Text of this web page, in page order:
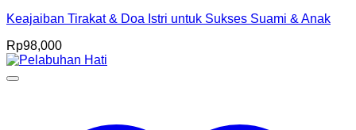
Keajaiban Tirakat & Doa Istri untuk Sukses Suami & Anak
Rp98,000